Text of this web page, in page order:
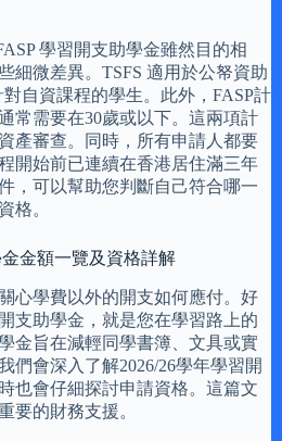
學習開支助學金雖然目的相
細微差異。TSFS 適用於公帑資助
自資課程的學生。此外，FASP計
常需要在30歲或以下。這兩項計
產審查。同時，所有申請人都要
開始前已連續在香港居住滿三年
，可以幫助您判斷自己符合哪一
格。
金額一覽及資格詳解
心學費以外的開支如何應付。好
支助學金，就是您在學習路上的
金旨在減輕同學書簿、文具或實
們會深入了解2026/26學年學習開
也會仔細探討申請資格。這篇文
要的財務支援。